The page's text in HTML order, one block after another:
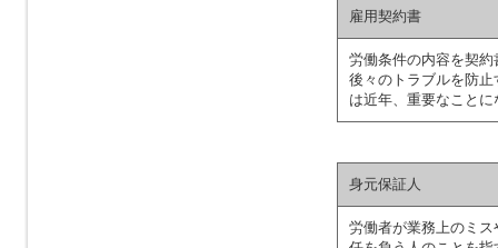
雇用契約書
労働条件の内容を契
後々のトラブルを防
は近年、重要なこと
身元保証人
労働者が業務上のミ